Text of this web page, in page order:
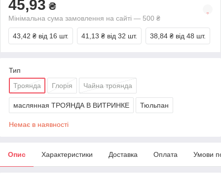
45,93 ₴
Мінімальна сума замовлення на сайті — 500 ₴
43,42 ₴ від 16 шт. 41,13 ₴ від 32 шт. 38,84 ₴ від 48 шт.
Тип
Троянда
Глорія Чайна троянда
маслянная ТРОЯНДА В ВИТРИНКЕ Тюльпан
Немає в наявності
Опис Характеристики Доставка Оплата Умови